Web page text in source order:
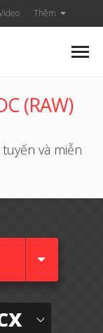
Thêm
(RAW)
và miễn